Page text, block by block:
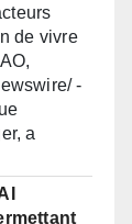
de vivre
-
a